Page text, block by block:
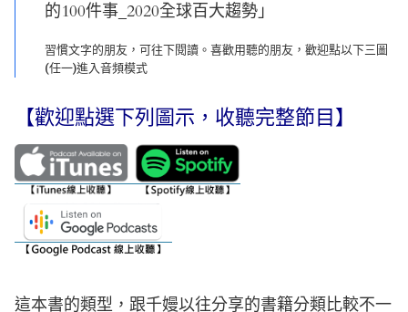
的100件事_2020全球百大趨勢」
習慣文字的朋友，可往下閱讀。喜歡用聽的朋友，歡迎點以下三圖
(任一)進入音頻模式
【歡迎點選下列圖示，收聽完整節目】
這本書的類型，跟千嫚以往分享的書籍分類比較不一